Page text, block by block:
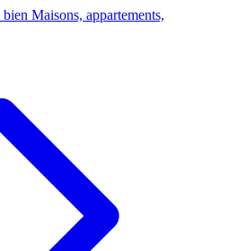
bien Maisons, appartements,